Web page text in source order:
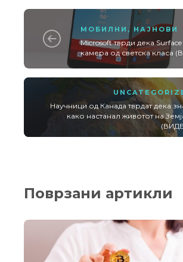
МОБИЛНИ , НАЈНОВИ
Microsoft тврди дека
камера од светска класа
Научници од Канада тврдат дека
како настанал животот на
Поврзани артикли